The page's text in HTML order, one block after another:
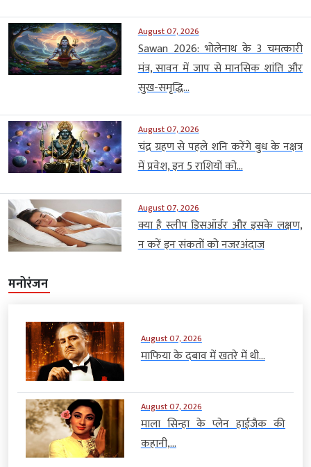
August 07, 2026
Sawan 2026: भोलेनाथ के 3 चमत्कारी
मंत्र, सावन में जाप से मानसिक शांति और
सुख-समृद्धि...
August 07, 2026
चंद्र ग्रहण से पहले शनि करेंगे बुध के नक्षत्र
में प्रवेश, इन 5 राशियों को...
August 07, 2026
क्या है स्लीप डिसऑर्डर और इसके लक्षण,
न करें इन संकतों को नजरअंदाज
मनोरंजन
August 07, 2026
माफिया के दबाव में खतरे में थी...
August 07, 2026
माला सिन्हा के प्लेन हाईजैक की
कहानी,...